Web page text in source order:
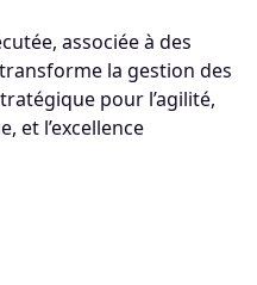
associée à des
la gestion des
pour l’agilité,
et l’excellence